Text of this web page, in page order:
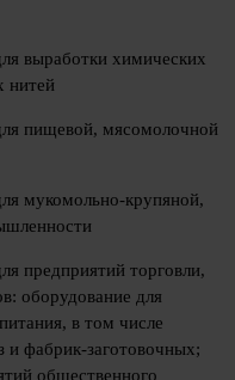
выработки химических
нитей
пищевой, мясомолочной
мукомольно-крупяной,
предприятий торговли,
оборудование для
в том числе
и фабрик-заготовочных;
общественного